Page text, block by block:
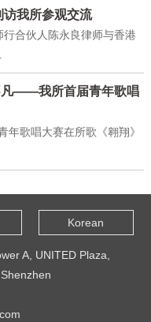
访我所参观交流
合伙人陈永良律师与香港
凡——我所首届青年歌唱
歌唱大赛在所歌《翱翔》
Korean
A, UNITED Plaza,